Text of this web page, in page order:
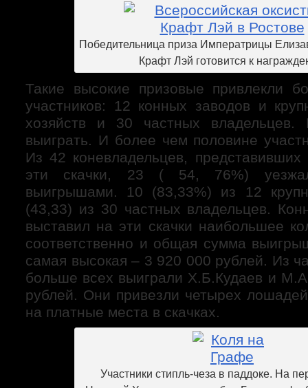
Победительница приза Императрицы
Крафт Лэй готовится к
Такие высокие призовые привлекли
участников: 12 конных заводов и
хозяйств и 30 частных владельцев.
выиграть. И более чем половине
Из 42 коневладельцев,
эти скачки, 23 ( 54, 76%)
выигрышами. 10 (83,33%) из 12
(43,33) из 30 частных владельцев.
выставил на эти скачки наибольшее
соответственно и общая сумма
самая высокая – 3 920 000 рублей. Из
больше всех выиграли Х.Б.Кудаев и
рублей. Они привезли четырех
на платные места в скачках.
Участники стипль-чеза в паддоке. На